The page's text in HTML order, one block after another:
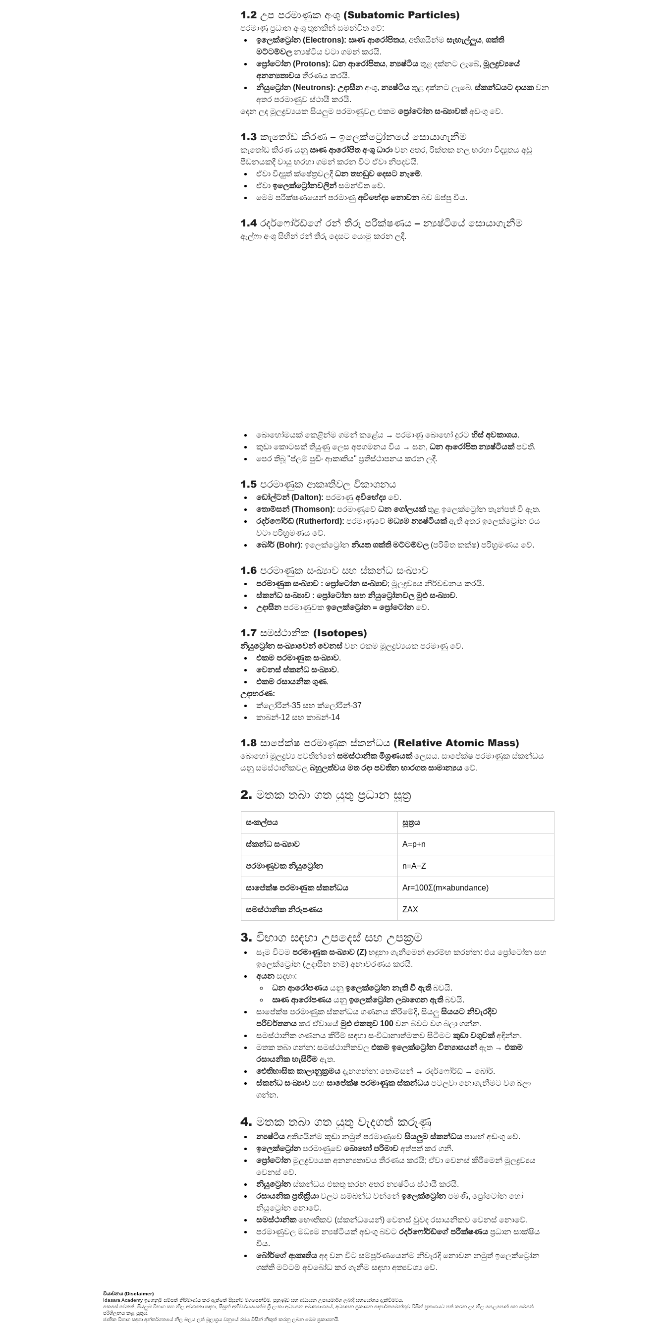
1.2 උප පරමාණුක අංශු (Subatomic Particles)
පරමාණු ප්‍රධාන අංශු තුනකින් සමන්විත වේ:
ඉලෙක්ට්‍රෝන (Electrons): ඍණ ආරෝපිතය, අතිශයින්ම සැහැල්ලුය, ශක්ති
මට්ටම්වල න්‍යෂ්ටිය වටා ගමන් කරයි.
ප්‍රෝටෝන (Protons): ධන ආරෝපිතය, න්‍යෂ්ටිය තුළ දක්නට ලැබේ, මූලද්‍රව්‍යයේ
අනන්‍යතාවය තීරණය කරයි.
නියුට්‍රෝන (Neutrons): උදාසීන අංශු, න්‍යෂ්ටිය තුළ දක්නට ලැබේ, ස්කන්ධයට දායක වන
අතර පරමාණුව ස්ථායී කරයි.
දෙන ලද මූලද්‍රව්‍යයක සියලුම පරමාණුවල එකම ප්‍රෝටෝන සංඛ්‍යාවක් අඩංගු වේ.
1.3 කැතෝඩ කිරණ – ඉලෙක්ට්‍රෝනයේ සොයාගැනීම
කැතෝඩ කිරණ යනු ඍණ ආරෝපිත අංශු ධාරා වන අතර, රික්තක නල හරහා විද්‍යුතය අඩු
පීඩනයකදී වායු හරහා ගමන් කරන විට ඒවා නිපදවයි.
ඒවා විද්‍යුත් ක්ෂේත්‍රවලදී ධන තහඩුව දෙසට නැමේ.
ඒවා ඉලෙක්ට්‍රෝනවලින් සමන්විත වේ.
මෙම පරීක්ෂණයෙන් පරමාණු අවිභේද්‍ය නොවන බව ඔප්පු විය.
1.4 රදර්ෆෝර්ඩ්ගේ රන් තීරු පරීක්ෂණය – න්‍යෂ්ටියේ සොයාගැනීම
ඇල්ෆා අංශු සිහින් රන් තීරු දෙසට යොමු කරන ලදී.
බොහෝමයක් කෙළින්ම ගමන් කළේය → පරමාණු බොහෝ දුරට හිස් අවකාශය.
කුඩා කොටසක් තියුණු ලෙස අපගමනය විය → ඝන, ධන ආරෝපිත න්‍යෂ්ටියක් පවතී.
පෙර තිබූ "ප්ලම් පුඩිං ආකෘතිය" ප්‍රතිස්ථාපනය කරන ලදී.
1.5 පරමාණුක ආකෘතිවල විකාශනය
ඩෝල්ටන් (Dalton): පරමාණු අවිභේද්‍ය වේ.
තොම්සන් (Thomson): පරමාණුවේ ධන ගෝලයක් තුළ ඉලෙක්ට්‍රෝන තැන්පත් වී ඇත.
රදර්ෆෝර්ඩ් (Rutherford): පරමාණුවේ මධ්‍යම න්‍යෂ්ටියක් ඇති අතර ඉලෙක්ට්‍රෝන එය
වටා පරිභ්‍රමණය වේ.
බෝර් (Bohr): ඉලෙක්ට්‍රෝන නියත ශක්ති මට්ටම්වල (පරිමිත කක්ෂ) පරිභ්‍රමණය වේ.
1.6 පරමාණුක සංඛ්‍යාව සහ ස්කන්ධ සංඛ්‍යාව
පරමාණුක සංඛ්‍යාව : ප්‍රෝටෝන සංඛ්‍යාව; මූලද්‍රව්‍යය නිර්වචනය කරයි.
ස්කන්ධ සංඛ්‍යාව : ප්‍රෝටෝන සහ නියුට්‍රෝනවල මුළු සංඛ්‍යාව.
උදාසීන පරමාණුවක ඉලෙක්ට්‍රෝන = ප්‍රෝටෝන වේ.
1.7 සමස්ථානික (Isotopes)
නියුට්‍රෝන සංඛ්‍යාවෙන් වෙනස් වන එකම මූලද්‍රව්‍යයක පරමාණු වේ.
එකම පරමාණුක සංඛ්‍යාව.
වෙනස් ස්කන්ධ සංඛ්‍යාව.
එකම රසායනික ගුණ.
උදාහරණ:
ක්ලෝරීන්-35 සහ ක්ලෝරීන්-37
කාබන්-12 සහ කාබන්-14
1.8 සාපේක්ෂ පරමාණුක ස්කන්ධය (Relative Atomic Mass)
බොහෝ මූලද්‍රව්‍ය පවතින්නේ සමස්ථානික මිශ්‍රණයක් ලෙසය. සාපේක්ෂ පරමාණුක ස්කන්ධය
යනු සමස්ථානිකවල බහුලත්වය මත රඳා පවතින භාරගත සාමාන්‍යය වේ.
2. මතක තබා ගත යුතු ප්‍රධාන සූත්‍ර
සංකල්පය සූත්‍රය
ස්කන්ධ සංඛ්‍යාව A=p+n
පරමාණුවක නියුට්‍රෝන n=A−Z
සාපේක්ෂ පරමාණුක ස්කන්ධය Ar​=100Σ(m×abundance)​
සමස්ථානික නිරූපණය ZA​X
3. විභාග සඳහා උපදෙස් සහ උපක්‍රම
සෑම විටම පරමාණුක සංඛ්‍යාව (Z) හඳුනා ගැනීමෙන් ආරම්භ කරන්න: එය ප්‍රෝටෝන සහ
ඉලෙක්ට්‍රෝන (උදාසීන නම්) අනාවරණය කරයි.
අයන සඳහා:
ධන ආරෝපණය යනු ඉලෙක්ට්‍රෝන නැති වී ඇති බවයි.
ඍණ ආරෝපණය යනු ඉලෙක්ට්‍රෝන ලබාගෙන ඇති බවයි.
සාපේක්ෂ පරමාණුක ස්කන්ධය ගණනය කිරීමේදී, සියලු සියයට නිවැරදිව
පරිවර්තනය කර ඒවායේ මුළු එකතුව 100 වන බවට වග බලා ගන්න.
සමස්ථානික ගණනය කිරීම් සඳහා සංවිධානාත්මකව සිටීමට කුඩා වගුවක් අඳින්න.
මතක තබා ගන්න: සමස්ථානිකවල එකම ඉලෙක්ට්‍රෝන වින්‍යාසයන් ඇත → එකම
රසායනික හැසිරීම ඇත.
ඓතිහාසික කාලානුක්‍රමය දැනගන්න: තොම්සන් → රදර්ෆෝර්ඩ් → බෝර්.
ස්කන්ධ සංඛ්‍යාව සහ සාපේක්ෂ පරමාණුක ස්කන්ධය පටලවා නොගැනීමට වග බලා
ගන්න.
4. මතක තබා ගත යුතු වැදගත් කරුණු
න්‍යෂ්ටිය අතිශයින්ම කුඩා නමුත් පරමාණුවේ සියලුම ස්කන්ධය පාහේ අඩංගු වේ.
ඉලෙක්ට්‍රෝන පරමාණුවේ බොහෝ පරිමාව අත්පත් කර ගනී.
ප්‍රෝටෝන මූලද්‍රව්‍යයක අනන්‍යතාවය තීරණය කරයි; ඒවා වෙනස් කිරීමෙන් මූලද්‍රව්‍යය
වෙනස් වේ.
නියුට්‍රෝන ස්කන්ධය එකතු කරන අතර න්‍යෂ්ටිය ස්ථායී කරයි.
රසායනික ප්‍රතික්‍රියා වලට සම්බන්ධ වන්නේ ඉලෙක්ට්‍රෝන පමණි, ප්‍රෝටෝන හෝ
නියුට්‍රෝන නොවේ.
සමස්ථානික භෞතිකව (ස්කන්ධයෙන්) වෙනස් වුවද රසායනිකව වෙනස් නොවේ.
පරමාණුවල මධ්‍යම න්‍යෂ්ටියක් අඩංගු බවට රදර්ෆෝර්ඩ්ගේ පරීක්ෂණය ප්‍රධාන සාක්ෂිය
විය.
බෝර්ගේ ආකෘතිය අද වන විට සම්පූර්ණයෙන්ම නිවැරදි නොවන නමුත් ඉලෙක්ට්‍රෝන
ශක්ති මට්ටම් අවබෝධ කර ගැනීම සඳහා අත්‍යවශ්‍ය වේ.
වියාචනය (Disclaimer)
Idasara Academy ඉගෙනුම් සම්පත් නිර්මාණය කර ඇත්තේ සිසුන්ට මගපෙන්වීම, පුහුණුව සහ අධ්‍යයන උපායමාර්ග ලබාදී සහයෝගය දැක්වීමටය.
කෙසේ වෙතත්, සියලුම විභාග සහ නිල අවශ්‍යතා සඳහා, සිසුන් අනිවාර්යයෙන්ම ශ්‍රී ලංකා අධ්‍යාපන අමාත්‍යාංශයේ, අධ්‍යාපන ප්‍රකාශන දෙපාර්තමේන්තුව විසින් ප්‍රකාශයට පත් කරන ලද නිල පෙළපොත් සහ සම්පත්
පරිශීලනය කළ යුතුය.
ජාතික විභාග සඳහා අන්තර්ගතයේ නිල බලය ලත් මූලාශ්‍රය වනුයේ රජය විසින් නිකුත් කරනු ලබන මෙම ප්‍රකාශනයි.